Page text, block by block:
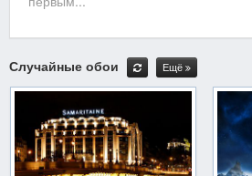
Случайные обои Ещё